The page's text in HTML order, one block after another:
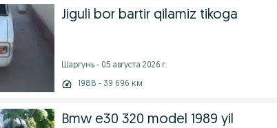
Jiguli bor bartir qilamiz tikoga
Шаргунь - 05 августа 2026 г.
1988 - 39 696 км
Bmw e30 320 model 1989 yil